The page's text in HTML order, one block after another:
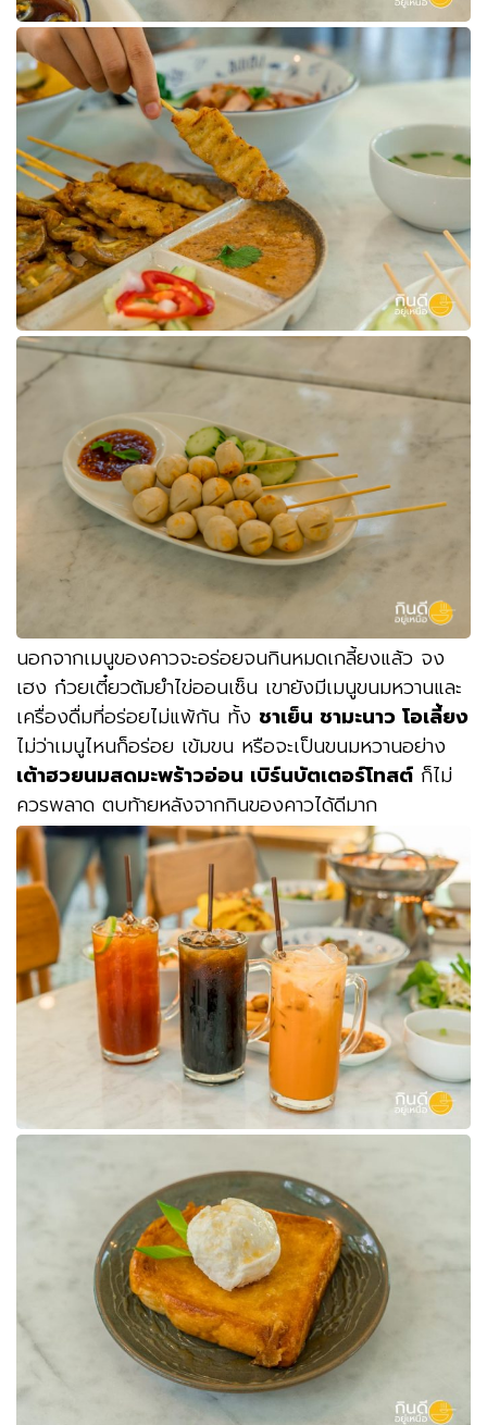
นอกจากเมนูของคาวจะอร่อยจนกินหมดเกลี้ยงแล้ว จง
เฮง ก๋วยเตี๋ยวต้มยำไข่ออนเซ็น เขายังมีเมนูขนมหวานและ
เครื่องดื่มที่อร่อยไม่แพ้กัน ทั้ง ชาเย็น ชามะนาว โอเลี้ยง
ไม่ว่าเมนูไหนก็อร่อย เข้มขน หรือจะเป็นขนมหวานอย่าง
เต้าฮวยนมสดมะพร้าวอ่อน เบิร์นบัตเตอร์โทสต์ ก็ไม่
ควรพลาด ตบท้ายหลังจากกินของคาวได้ดีมาก